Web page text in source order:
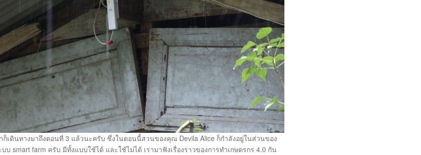
เดินทางมาถึงตอนที่ 3 แล้วนะครับ ซึ่งในตอนนี้สวนของคุณ Devila Alice ก็กำลังอยู่ในส่วนของ
บ smart farm ครับ มีทั้งแบบใช้ได้ และใช้ไม่ได้ เรามาฟังเรื่องราวของการทำเกษตรกร 4.0 กัน